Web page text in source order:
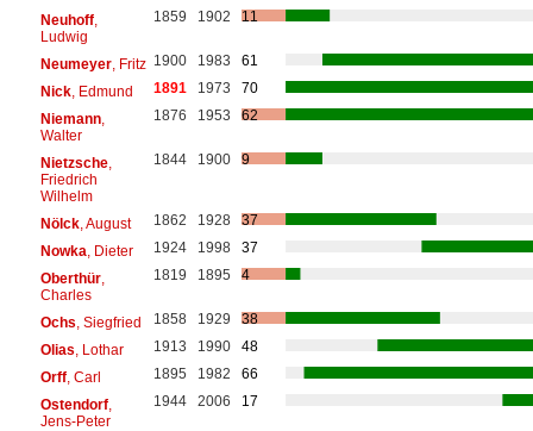
Neuhoff,
Ludwig
1859 1902 11
Neumeyer, Fritz 1900 1983
61
Nick, Edmund 1891 1973
70
Niemann,
Walter
1876 1953 62
Nietzsche,
Friedrich
Wilhelm
1844 1900 9
Nölck, August 1862 1928
37
Nowka , Dieter 1924 1998
37
Oberthür,
Charles
1819 1895 4
Ochs , Siegfried 1858 1929
38
Olias , Lothar 1913 1990
48
Orff, Carl 1895 1982
66
Ostendorf,
Jens-Peter
1944 2006 17